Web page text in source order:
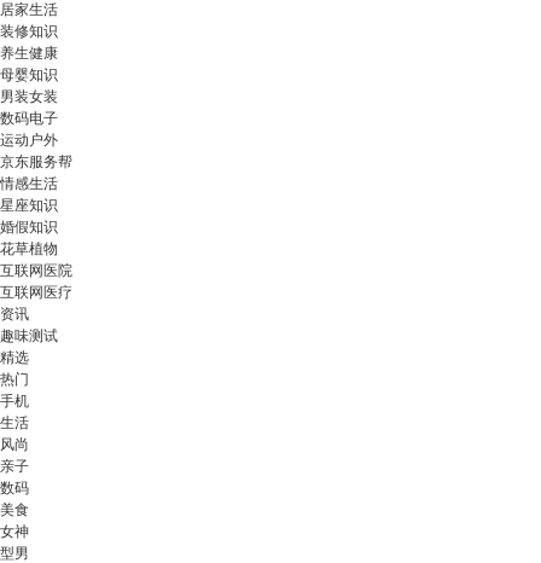
居家生活
装修知识
养生健康
母婴知识
男装女装
数码电子
运动户外
京东服务帮
情感生活
星座知识
婚假知识
花草植物
互联网医院
互联网医疗
资讯
趣味测试
精选
热门
手机
生活
风尚
亲子
数码
美食
女神
型男